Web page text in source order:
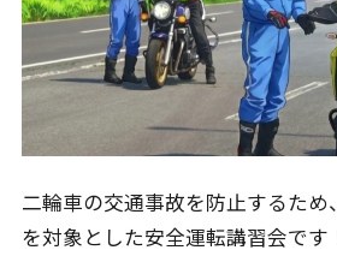
二輪車の交通事故を防止するため
を対象とした安全運転講習会です